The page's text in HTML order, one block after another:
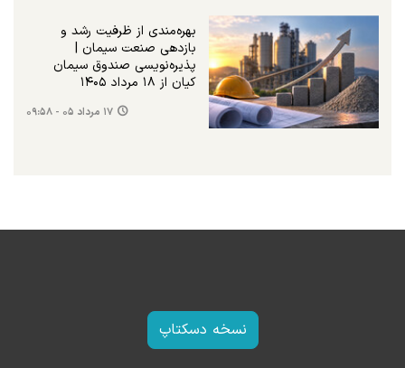
بهره‌مندی از ظرفیت رشد و
بازدهی صنعت سیمان |
پذیره‌نویسی صندوق سیمان
کیان از ۱۸ مرداد ۱۴۰۵
۱۷ مرداد ۰۵ - ۰۹:۵۸
نسخه دسکتاپ